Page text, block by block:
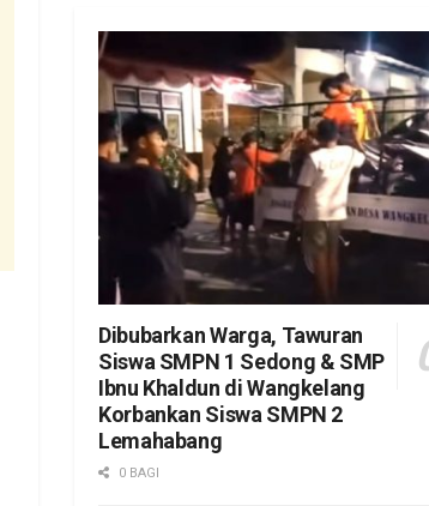
Dibubarkan Warga, Tawuran
Siswa SMPN 1 Sedong & SMP
Ibnu Khaldun di Wangkelang
Korbankan Siswa SMPN 2
Lemahabang
0 BAGI